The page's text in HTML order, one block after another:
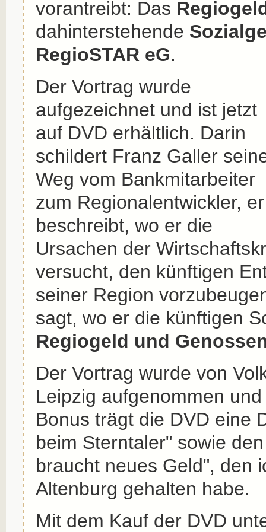
vorantreibt: Das
dahinterstehende
RegioSTAR eG.
Der Vortrag wurde
aufgezeichnet und ist jetzt
auf DVD erhältlich. Darin
schildert Franz Galler
Weg vom Bankmitarbeiter
zum Regionalentwickler, er
beschreibt, wo er die
Ursachen der
versucht, den künftigen
seiner Region
sagt, wo er die künftigen
Regiogeld und
Der Vortrag wurde von
Leipzig aufgenommen
Bonus trägt die DVD eine
beim Sterntaler" sowie
braucht neues Geld", den
Altenburg gehalten habe.
Mit dem Kauf der DVD